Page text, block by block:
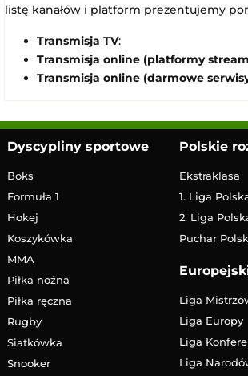
listę kanałów i platform prezentujemy
Transmisja TV:
Transmisja online (platformy
Transmisja online (darmowe
Dyscypliny sportowe
Boks
Formuła 1
Hokej
Koszykówka
MMA
Piłka nożna
Piłka ręczna
Rugby
Siatkówka
Snooker
Polskie
Ekstraklasa
1. Liga
2. Liga
Puchar
Liga
Liga Europy
Liga
Liga